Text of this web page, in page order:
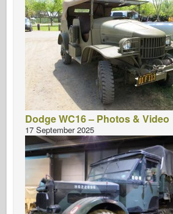
Dodge WC16 – Photos & Video
17 September 2025